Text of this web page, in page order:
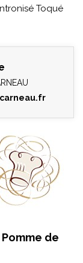
Toqué
de